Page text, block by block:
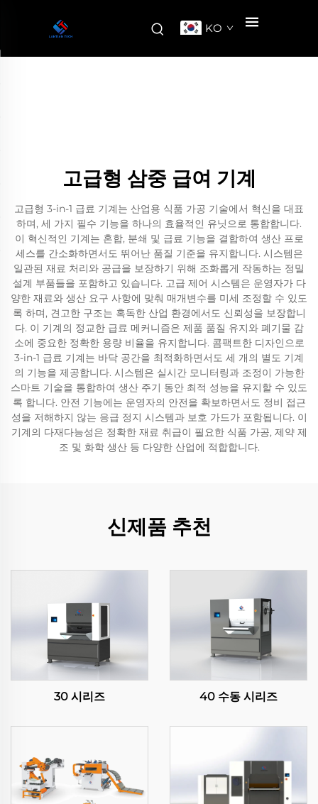
KO
고급형 삼중 급여 기계
고급형 3-in-1 급료 기계는 산업용 식품 가공 기술에서 혁신을 대표
하며, 세 가지 필수 기능을 하나의 효율적인 유닛으로 통합합니다.
이 혁신적인 기계는 혼합, 분쇄 및 급료 기능을 결합하여 생산 프로
세스를 간소화하면서도 뛰어난 품질 기준을 유지합니다. 시스템은
일관된 재료 처리와 공급을 보장하기 위해 조화롭게 작동하는 정밀
설계 부품들을 포함하고 있습니다. 고급 제어 시스템은 운영자가 다
양한 재료와 생산 요구 사항에 맞춰 매개변수를 미세 조정할 수 있도
록 하며, 견고한 구조는 혹독한 산업 환경에서도 신뢰성을 보장합니
다. 이 기계의 정교한 급료 메커니즘은 제품 품질 유지와 폐기물 감
소에 중요한 정확한 용량 비율을 유지합니다. 콤팩트한 디자인으로
3-in-1 급료 기계는 바닥 공간을 최적화하면서도 세 개의 별도 기계
의 기능을 제공합니다. 시스템은 실시간 모니터링과 조정이 가능한
스마트 기술을 통합하여 생산 주기 동안 최적 성능을 유지할 수 있도
록 합니다. 안전 기능에는 운영자의 안전을 확보하면서도 정비 접근
성을 저해하지 않는 응급 정지 시스템과 보호 가드가 포함됩니다. 이
기계의 다재다능성은 정확한 재료 취급이 필요한 식품 가공, 제약 제
조 및 화학 생산 등 다양한 산업에 적합합니다.
신제품 추천
30 시리즈 40 수동 시리즈